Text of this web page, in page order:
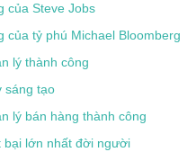
của Steve Jobs
của tỷ phú Michael Bloomberg
lý thành công
sáng tạo
lý bán hàng thành công
bại lớn nhất đời người